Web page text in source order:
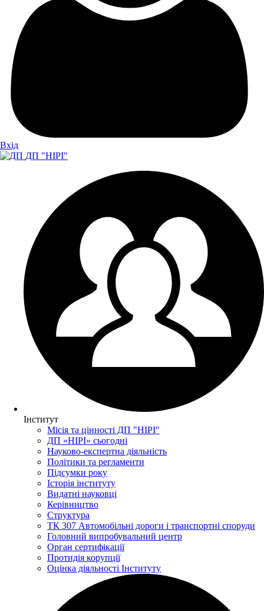
Вхiд
ДП "НІРІ"
Інститут
Місія та цінності ДП "НІРІ"
ДП «НІРІ» сьогодні
Науково-експертна діяльність
Політики та регламенти
Підсумки року
Історія інституту
Видатні науковці
Керівництво
Структура
ТК 307 Автомобільні дороги і транспортні споруди
Головний випробувальний центр
Орган сертифікації
Протидія корупції
Оцінка діяльності Інституту